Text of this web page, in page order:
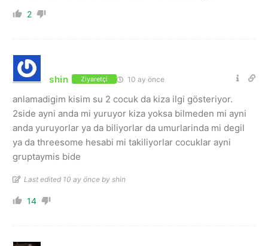
2
shin Ziyaretçi 10 ay önce
anlamadigim kisim su 2 cocuk da kiza ilgi gösteriyor.
2side ayni anda mi yuruyor kiza yoksa bilmeden mi ayni
anda yuruyorlar ya da biliyorlar da umurlarinda mi degil
ya da threesome hesabi mi takiliyorlar cocuklar ayni
gruptaymis bide
Last edited 10 ay önce by shin
14